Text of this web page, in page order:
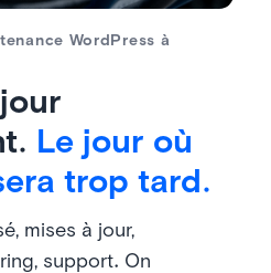
WordPress à
Le jour où
trop tard.
mises à jour,
support. On